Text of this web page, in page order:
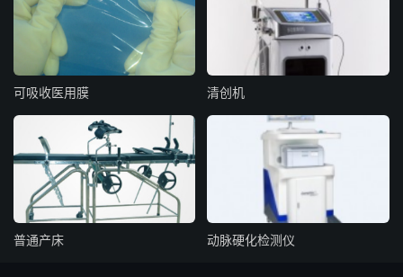
可吸收医用膜 清创机
普通产床 动脉硬化检测仪